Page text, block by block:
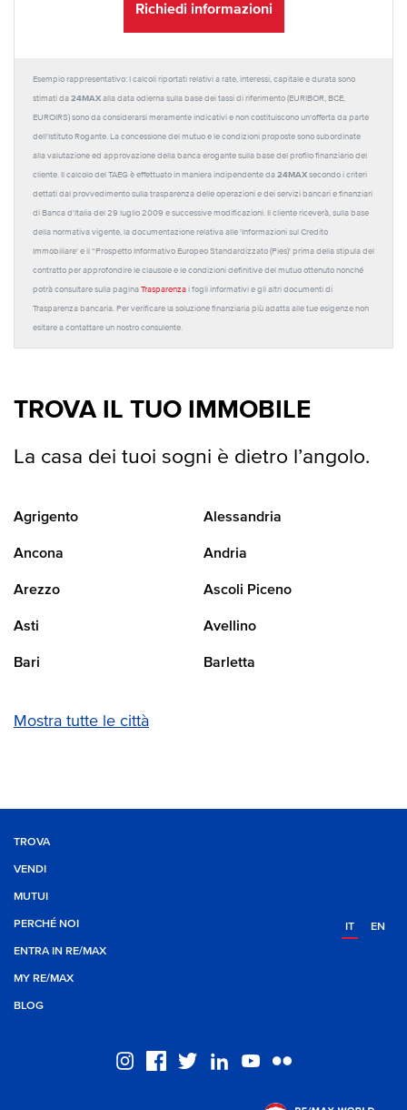
Richiedi informazioni
Esempio rappresentativo: I calcoli riportati relativi a rate, interessi, capitale e durata sono
stimati da 24MAX alla data odierna sulla base dei tassi di riferimento (EURIBOR, BCE,
EUROIRS) sono da considerarsi meramente indicativi e non costituiscono un'offerta da parte
dell'Istituto Rogante. La concessione del mutuo e le condizioni proposte sono subordinate
alla valutazione ed approvazione della banca erogante sulla base del profilo finanziario del
cliente. Il calcolo del TAEG è effettuato in maniera indipendente da 24MAX secondo i criteri
dettati dal provvedimento sulla trasparenza delle operazioni e dei servizi bancari e finanziari
di Banca d'Italia del 29 luglio 2009 e successive modificazioni. Il cliente riceverà, sulla base
della normativa vigente, la documentazione relativa alle 'Informazioni sul Credito
Immobiliare' e il “Prospetto Informativo Europeo Standardizzato (Pies)' prima della stipula del
contratto per approfondire le clausole e le condizioni definitive del mutuo ottenuto nonché
potrà consultare sulla pagina Trasparenza i fogli informativi e gli altri documenti di
Trasparenza bancaria. Per verificare la soluzione finanziaria più adatta alle tue esigenze non
esitare a contattare un nostro consulente.
TROVA IL TUO IMMOBILE
La casa dei tuoi sogni è dietro l’angolo.
Agrigento Alessandria
Ancona Andria
Arezzo Ascoli Piceno
Asti Avellino
Bari Barletta
Mostra tutte le città
TROVA
VENDI
MUTUI
PERCHÉ NOI
ENTRA IN RE/MAX
MY RE/MAX
BLOG
IT EN